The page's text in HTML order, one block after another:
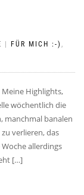
FÜR MICH :-) ,
Highlights,
wöchentlich die
manchmal banalen
verlieren, das
allerdings
[…]